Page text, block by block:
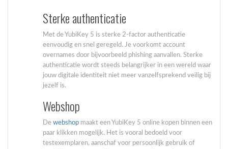
Sterke authenticatie
Met de YubiKey 5 is sterke 2-factor authenticatie
eenvoudig en snel geregeld. Je voorkomt account
overnames door bijvoorbeeld phishing aanvallen. Sterke
authenticatie wordt steeds belangrijker in een wereld waar
jouw digitale identiteit niet meer vanzelfsprekend veilig bij
jezelf is.
Webshop
De webshop maakt een YubiKey 5 online kopen binnen een
paar klikken mogelijk. Het is vooral bedoeld voor
testexemplaren, aanschaf voor persoonlijk gebruik of